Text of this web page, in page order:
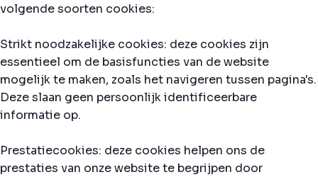
volgende soorten cookies:
Strikt noodzakelijke cookies: deze cookies zijn
essentieel om de basisfuncties van de website
mogelijk te maken, zoals het navigeren tussen pagina's.
Deze slaan geen persoonlijk identificeerbare
informatie op.
Prestatiecookies: deze cookies helpen ons de
prestaties van onze website te begrijpen door